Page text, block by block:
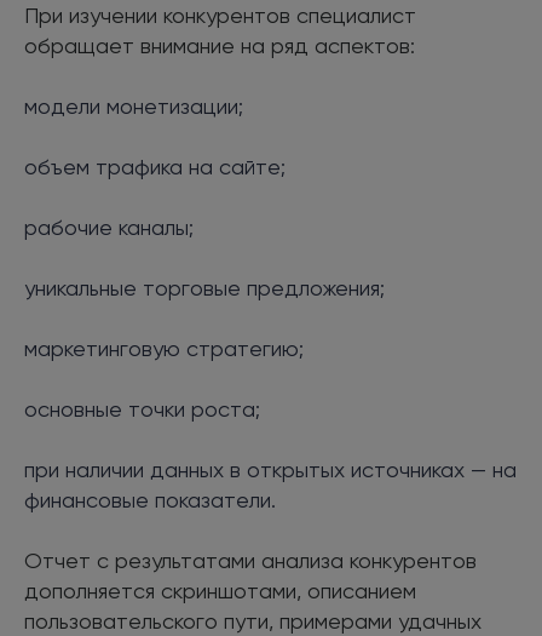
При изучении конкурентов специалист
обращает внимание на ряд аспектов:
модели монетизации;
объем трафика на сайте;
рабочие каналы;
уникальные торговые предложения;
маркетинговую стратегию;
основные точки роста;
при наличии данных в открытых источниках — на
финансовые показатели.
Отчет с результатами анализа конкурентов
дополняется скриншотами, описанием
пользовательского пути, примерами удачных